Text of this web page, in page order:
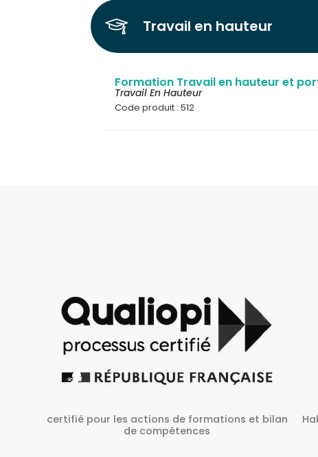
Travail en hauteur
Formation Travail en hauteur et
Travail En Hauteur
Code produit : 512
Habilité Inrs sous Le N° H38827/2022/SST-1/O/01